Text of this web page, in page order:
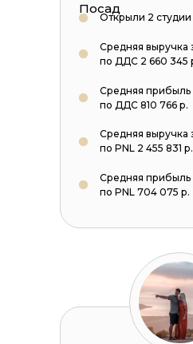
Посад
Открыли 2 студии
Средняя выручка
по ДДС 2 660 345
Средняя прибыль
по ДДС 810 766 р.
Средняя выручка
по PNL 2 455 831 р.
Средняя прибыль
по PNL 704 075 р.